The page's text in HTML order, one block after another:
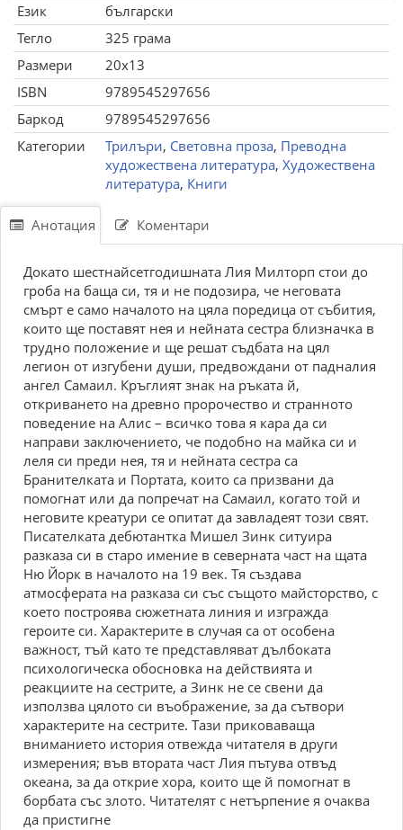
Език
български
Тегло
325 грама
Размери
20x13
ISBN
9789545297656
Баркод
9789545297656
Категории
Трилъри, Световна проза, Преводна
художествена литература, Художествена
литература, Книги
Анотация Коментари
Докато шестнайсетгодишната Лия Милторп стои до
гроба на баща си, тя и не подозира, че неговата
смърт е само началото на цяла поредица от събития,
които ще поставят нея и нейната сестра близначка в
трудно положение и ще решат съдбата на цял
легион от изгубени души, предвождани от падналия
ангел Самаил. Кръглият знак на ръката й,
откриването на древно пророчество и странното
поведение на Алис – всичко това я кара да си
направи заключението, че подобно на майка си и
леля си преди нея, тя и нейната сестра са
Бранителката и Портата, които са призвани да
помогнат или да попречат на Самаил, когато той и
неговите креатури се опитат да завладеят този свят.
Писателката дебютантка Мишел Зинк ситуира
разказа си в старо имение в северната част на щата
Ню Йорк в началото на 19 век. Тя създава
атмосферата на разказа си със същото майсторство, с
което построява сюжетната линия и изгражда
героите си. Характерите в случая са от особена
важност, тъй като те представляват дълбоката
психологическа обосновка на действията и
реакциите на сестрите, а Зинк не се свени да
използва цялото си въображение, за да сътвори
характерите на сестрите. Тази приковаваща
вниманието история отвежда читателя в други
измерения; във втората част Лия пътува отвъд
океана, за да открие хора, които ще й помогнат в
борбата със злото. Читателят с нетърпение я очаква
да пристигне